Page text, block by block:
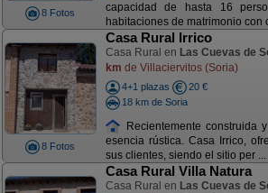
8 Fotos
capacidad de hasta 16
habitaciones de matrimonio con
8 Fotos
Casa Rural Irrico
Casa Rural en Las Cuevas de
km de Villaciervitos (Soria)
4+1 plazas
20 €
18 km de Soria
Recientemente construida
esencia rústica. Casa Irrico,
sus clientes, siendo el sitio per ...
Casa Rural Villa Natura
Casa Rural en Las Cuevas de